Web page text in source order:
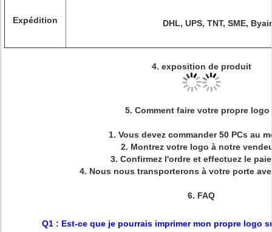
Expédition DHL, UPS, TNT, SME,
4. exposition de produit
5. Comment faire votre propre logo
1. Vous devez commander 50 PCs au
2. Montrez votre logo à notre
3. Confirmez l'ordre et effectuez le
4. Nous nous transporterons à votre porte
6. FAQ
Q1 : Est-ce que je pourrais imprimer mon propre logo